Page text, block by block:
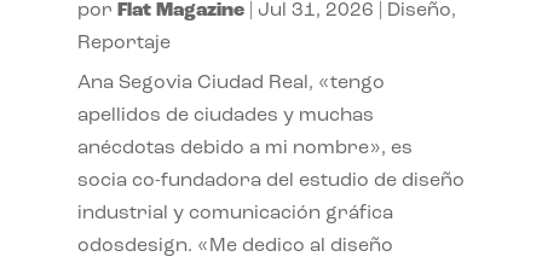
por Flat Magazine| Jul 31, 2026 Diseño,
Reportaje
Ana Segovia Ciudad Real, «tengo
apellidos de ciudades y muchas
anécdotas debido a mi nombre», es
socia co-fundadora del estudio de diseño
industrial y comunicación gráfica
odosdesign. «Me dedico al diseño